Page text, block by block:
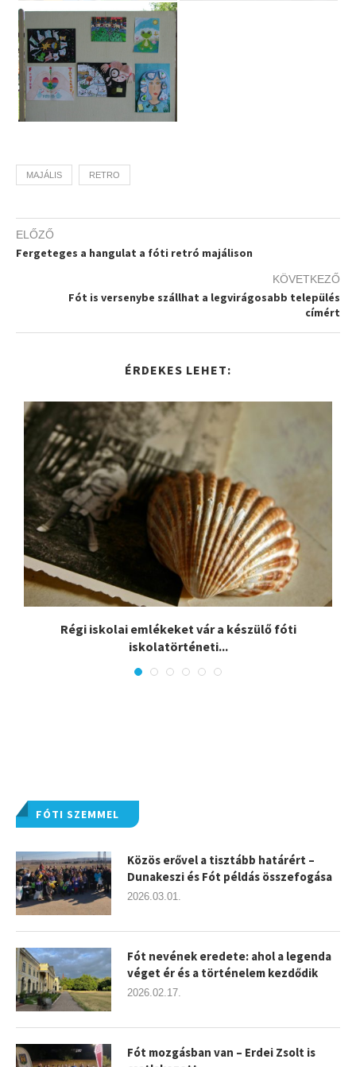
MAJÁLIS RETRO
ELŐZŐ
Fergeteges a hangulat a fóti retró majálison
KÖVETKEZŐ
Fót is versenybe szállhat a legvirágosabb település
címért
ÉRDEKES LEHET:
Régi iskolai emlékeket vár a készülő fóti
iskolatörténeti...
FÓTI SZEMMEL
Közös erővel a tisztább határért –
Dunakeszi és Fót példás összefogása
2026.03.01.
Fót nevének eredete: ahol a legenda
véget ér és a történelem kezdődik
2026.02.17.
Fót mozgásban van – Erdei Zsolt is